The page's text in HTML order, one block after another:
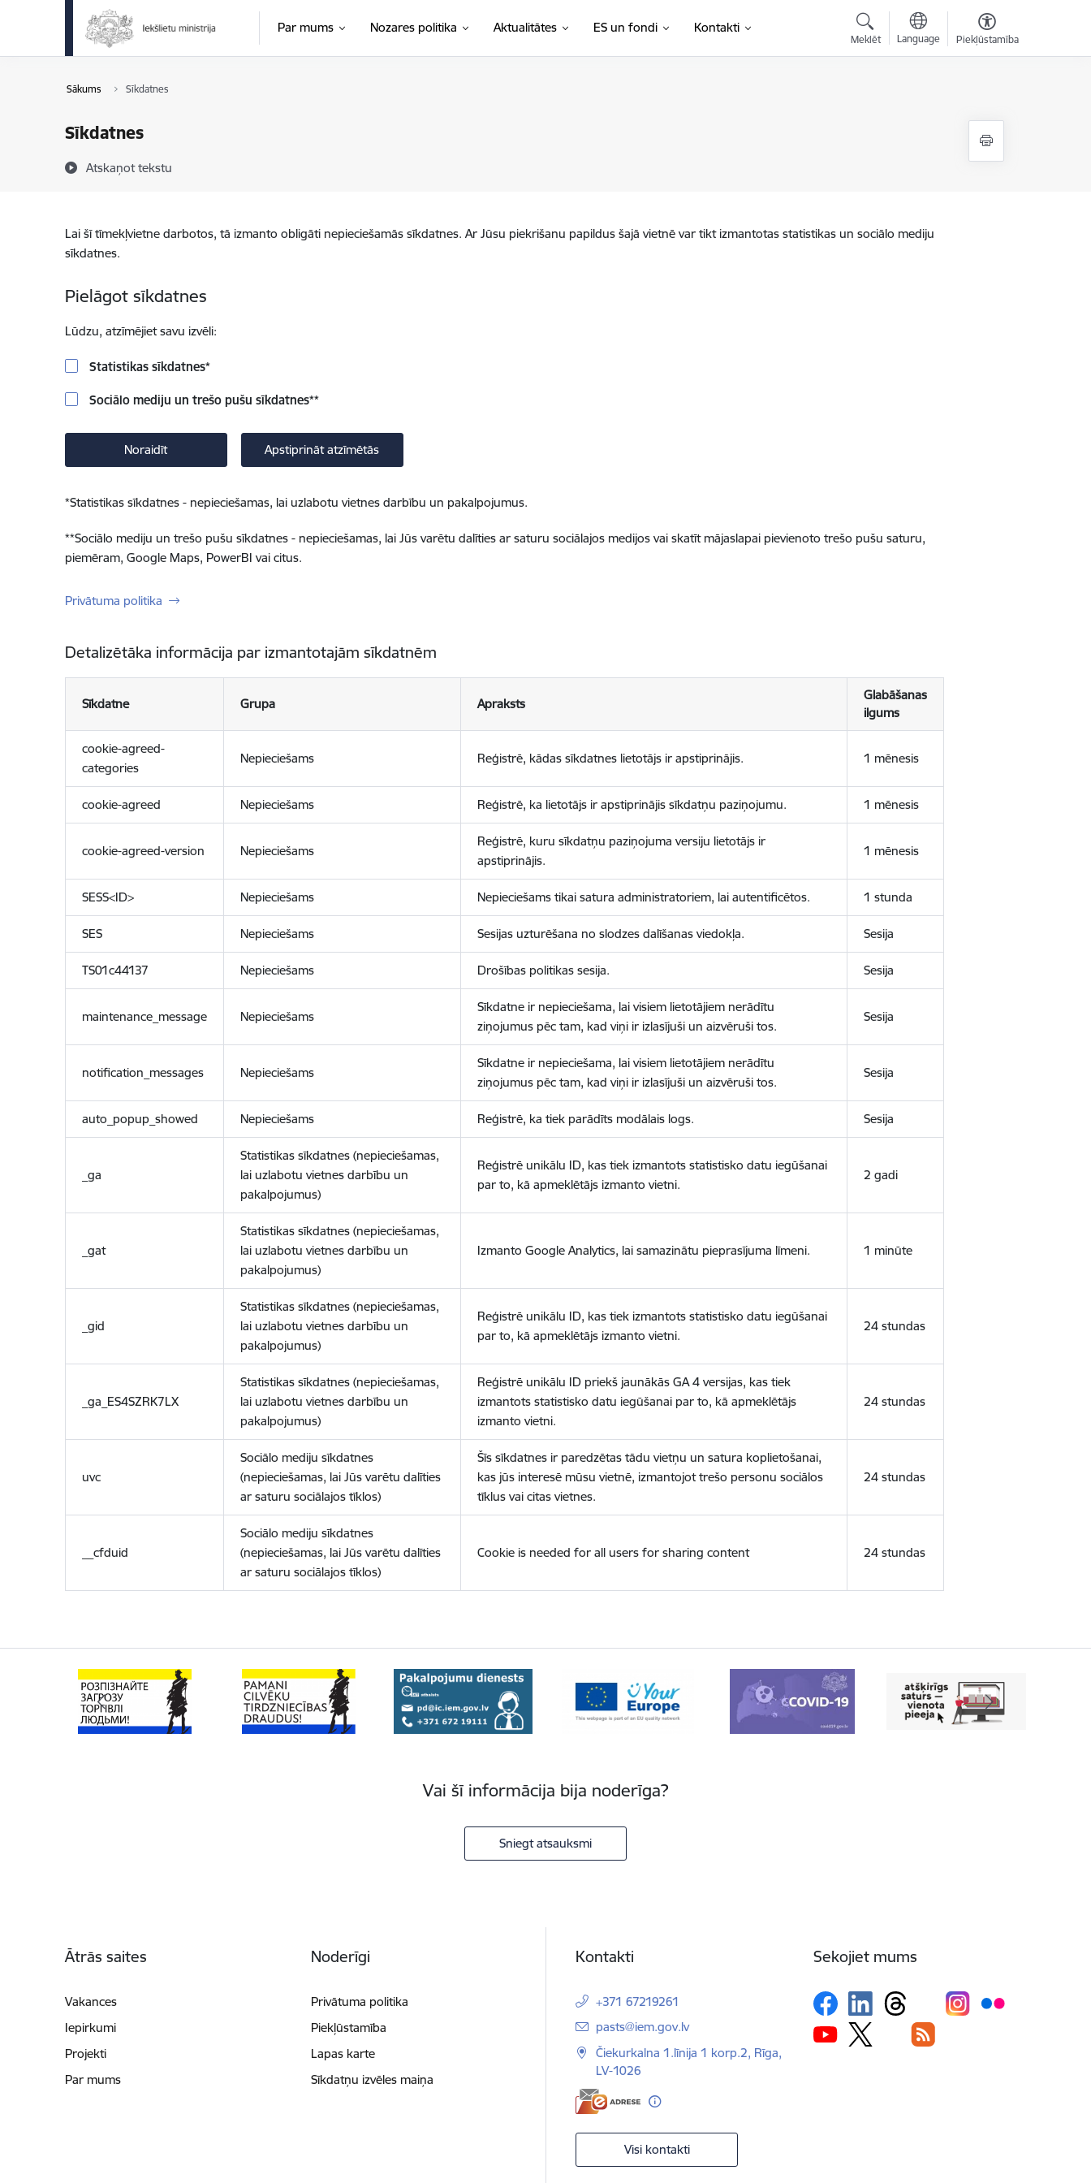
Pāriet uz lapas saturu
Par mums Nozares politika Aktualitātes ES un fondi Kontakti
Meklēt Language Piekļūstamība
Sākums Sīkdatnes
Sīkdatnes
Atskaņot tekstu
Lai šī tīmekļvietne darbotos, tā izmanto obligāti nepieciešamās sīkdatnes. Ar Jūsu piekrišanu papildus šajā vietnē var tikt izmantotas statistikas un sociālo mediju
sīkdatnes.
Pielāgot sīkdatnes
Lūdzu, atzīmējiet savu izvēli:
Statistikas sīkdatnes*
Sociālo mediju un trešo pušu sīkdatnes**
Noraidīt Apstiprināt atzīmētās
*Statistikas sīkdatnes - nepieciešamas, lai uzlabotu vietnes darbību un pakalpojumus.
**Sociālo mediju un trešo pušu sīkdatnes - nepieciešamas, lai Jūs varētu dalīties ar saturu sociālajos medijos vai skatīt mājaslapai pievienoto trešo pušu saturu,
piemēram, Google Maps, PowerBI vai citus.
Privātuma politika
Detalizētāka informācija par izmantotajām sīkdatnēm
Sīkdatne Grupa Apraksts
Glabāšanas
ilgums
cookie-agreed-
categories
Nepieciešams Reģistrē, kādas sīkdatnes lietotājs ir apstiprinājis. 1 mēnesis
cookie-agreed Nepieciešams Reģistrē, ka lietotājs ir apstiprinājis sīkdatņu paziņojumu. 1 mēnesis
cookie-agreed-version Nepieciešams
Reģistrē, kuru sīkdatņu paziņojuma versiju lietotājs ir
apstiprinājis.
1 mēnesis
SESS<ID> Nepieciešams Nepieciešams tikai satura administratoriem, lai autentificētos. 1 stunda
SES Nepieciešams Sesijas uzturēšana no slodzes dalīšanas viedokļa. Sesija
TS01c44137 Nepieciešams Drošības politikas sesija. Sesija
maintenance_message Nepieciešams
Sīkdatne ir nepieciešama, lai visiem lietotājiem nerādītu
ziņojumus pēc tam, kad viņi ir izlasījuši un aizvēruši tos.
Sesija
notification_messages Nepieciešams
Sīkdatne ir nepieciešama, lai visiem lietotājiem nerādītu
ziņojumus pēc tam, kad viņi ir izlasījuši un aizvēruši tos.
Sesija
auto_popup_showed Nepieciešams Reģistrē, ka tiek parādīts modālais logs. Sesija
_ga
Statistikas sīkdatnes (nepieciešamas,
lai uzlabotu vietnes darbību un
pakalpojumus)
Reģistrē unikālu ID, kas tiek izmantots statistisko datu iegūšanai
par to, kā apmeklētājs izmanto vietni.
2 gadi
_gat
Statistikas sīkdatnes (nepieciešamas,
lai uzlabotu vietnes darbību un
pakalpojumus)
Izmanto Google Analytics, lai samazinātu pieprasījuma līmeni. 1 minūte
_gid
Statistikas sīkdatnes (nepieciešamas,
lai uzlabotu vietnes darbību un
pakalpojumus)
Reģistrē unikālu ID, kas tiek izmantots statistisko datu iegūšanai
par to, kā apmeklētājs izmanto vietni.
24 stundas
_ga_ES4SZRK7LX
Statistikas sīkdatnes (nepieciešamas,
lai uzlabotu vietnes darbību un
pakalpojumus)
Reģistrē unikālu ID priekš jaunākās GA 4 versijas, kas tiek
izmantots statistisko datu iegūšanai par to, kā apmeklētājs
izmanto vietni.
24 stundas
uvc
Sociālo mediju sīkdatnes
(nepieciešamas, lai Jūs varētu dalīties
ar saturu sociālajos tīklos)
Šīs sīkdatnes ir paredzētas tādu vietņu un satura koplietošanai,
kas jūs interesē mūsu vietnē, izmantojot trešo personu sociālos
tīklus vai citas vietnes.
24 stundas
__cfduid
Sociālo mediju sīkdatnes
(nepieciešamas, lai Jūs varētu dalīties
ar saturu sociālajos tīklos)
Cookie is needed for all users for sharing content 24 stundas
Vai šī informācija bija noderīga?
Sniegt atsauksmi
Ātrās saites
Vakances
Iepirkumi
Projekti
Par mums
Noderīgi
Privātuma politika
Piekļūstamība
Lapas karte
Sīkdatņu izvēles maiņa
Kontakti
+371 67219261
E-pasts:
pasts@iem.gov.lv
Čiekurkalna 1.līnija 1 korp.2, Rīga,
LV-1026
Visi kontakti
Sekojiet mums